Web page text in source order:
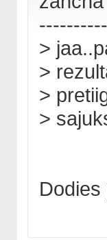
>
>
>
>